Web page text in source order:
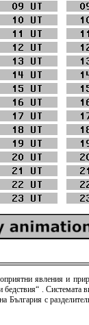
явления и
. Системата
България с